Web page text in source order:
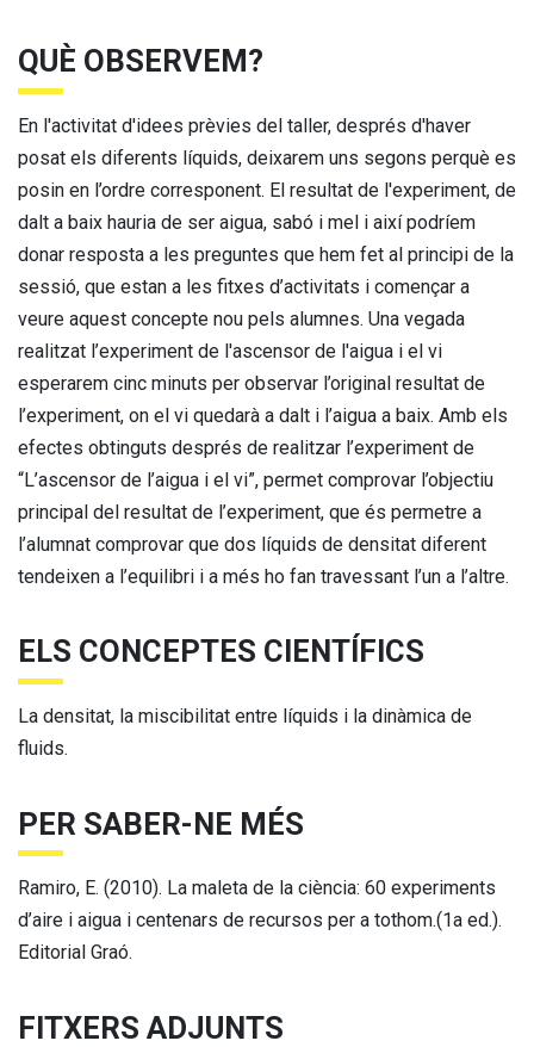
QUÈ OBSERVEM?
En l'activitat d'idees prèvies del taller, després d'haver
posat els diferents líquids, deixarem uns segons perquè es
posin en l’ordre corresponent. El resultat de l'experiment, de
dalt a baix hauria de ser aigua, sabó i mel i així podríem
donar resposta a les preguntes que hem fet al principi de la
sessió, que estan a les fitxes d’activitats i començar a
veure aquest concepte nou pels alumnes. Una vegada
realitzat l’experiment de l'ascensor de l'aigua i el vi
esperarem cinc minuts per observar l’original resultat de
l’experiment, on el vi quedarà a dalt i l’aigua a baix. Amb els
efectes obtinguts després de realitzar l’experiment de
“L’ascensor de l’aigua i el vi”, permet comprovar l’objectiu
principal del resultat de l’experiment, que és permetre a
l’alumnat comprovar que dos líquids de densitat diferent
tendeixen a l’equilibri i a més ho fan travessant l’un a l’altre.
ELS CONCEPTES CIENTÍFICS
La densitat, la miscibilitat entre líquids i la dinàmica de
fluids.
PER SABER-NE MÉS
Ramiro, E. (2010). La maleta de la ciència: 60 experiments
d’aire i aigua i centenars de recursos per a tothom.(1a ed.).
Editorial Graó.
FITXERS ADJUNTS